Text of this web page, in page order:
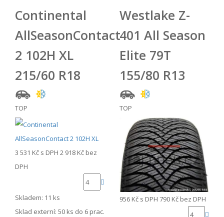
Continental
AllSeasonContact
2 102H XL
215/60 R18
TOP
3 531 Kč s DPH 2 918 Kč bez
DPH
Skladem: 11 ks
Sklad externí: 50 ks do 6 prac.
Westlake Z-
401 All Season
Elite 79T
155/80 R13
TOP
956 Kč s DPH 790 Kč bez DPH